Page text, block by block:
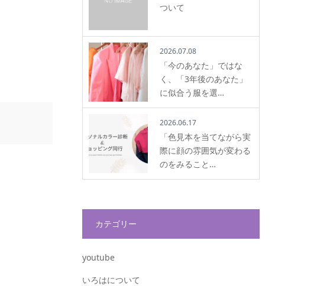
ついて
2026.07.08
「今のあなた」ではな
く、「3年後のあなた」
に似合う服を選…
2026.06.17
「色見本を当てながら実
際に顔の雰囲気が変わる
のをみること…
カテゴリー
youtube
いろはについて